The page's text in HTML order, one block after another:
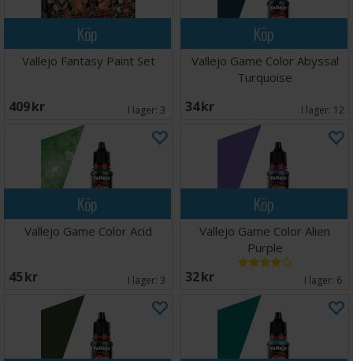
Köp
Vallejo Fantasy Paint Set
409 SEK I lager: 3
Köp
Vallejo Game Color Abyssal
Turquoise
34 SEK I lager: 12
Köp
Vallejo Game Color Acid
45 SEK I lager: 3
Köp
Vallejo Game Color Alien
Purple
32 SEK I lager: 6